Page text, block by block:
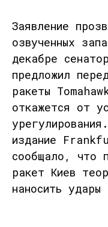
Заявление
озвученных
декабре
предложил
ракеты
откажется от
издание
сообщало, что
ракет Киев
наносить